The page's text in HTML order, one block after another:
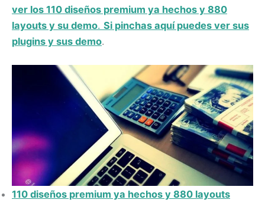
ver los 110 diseños premium ya hechos y 880
layouts y su demo. Si pinchas aquí puedes ver sus
plugins y sus demo.
110 diseños premium ya hechos y 880 layouts